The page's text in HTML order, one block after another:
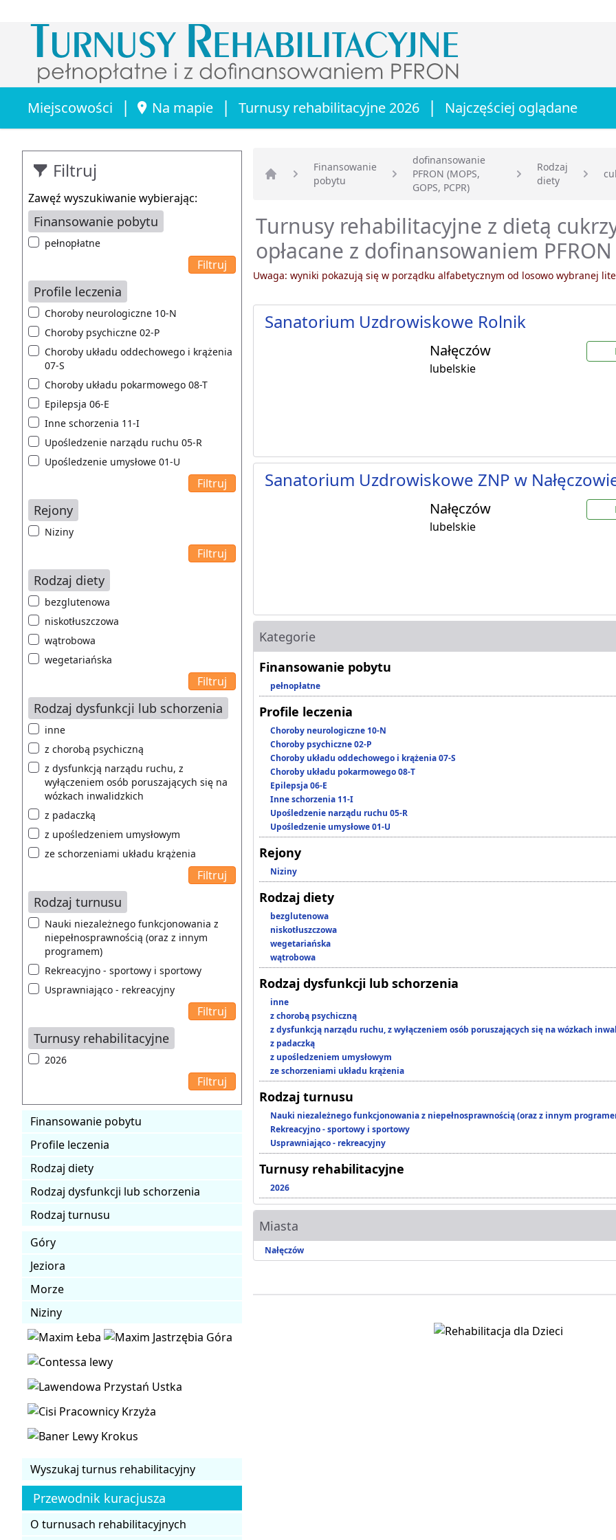
Miejscowości | Na mapie | Turnusy rehabilitacyjne 2026 | Najczęściej oglądane
Filtruj
Zawęź wyszukiwanie wybierając:
Finansowanie pobytu
pełnopłatne
Profile leczenia
Choroby neurologiczne 10-N
Choroby psychiczne 02-P
Choroby układu oddechowego i krążenia
07-S
Choroby układu pokarmowego 08-T
Epilepsja 06-E
Inne schorzenia 11-I
Upośledzenie narządu ruchu 05-R
Upośledzenie umysłowe 01-U
Rejony
Niziny
Rodzaj diety
bezglutenowa
niskotłuszczowa
wątrobowa
wegetariańska
Rodzaj dysfunkcji lub schorzenia
inne
z chorobą psychiczną
z dysfunkcją narządu ruchu, z
wyłączeniem osób poruszających się na
wózkach inwalidzkich
z padaczką
z upośledzeniem umysłowym
ze schorzeniami układu krążenia
Rodzaj turnusu
Nauki niezależnego funkcjonowania z
niepełnosprawnością (oraz z innym
programem)
Rekreacyjno - sportowy i sportowy
Usprawniająco - rekreacyjny
Turnusy rehabilitacyjne
2026
Finansowanie pobytu
Profile leczenia
Rodzaj diety
Rodzaj dysfunkcji lub schorzenia
Rodzaj turnusu
Góry
Jeziora
Morze
Niziny
Wyszukaj turnus rehabilitacyjny
Przewodnik kuracjusza
O turnusach rehabilitacyjnych
Strona główna
Finansowanie
pobytu
dofinansowanie
PFRON (MOPS,
GOPS, PCPR)
Rodzaj
diety
Turnusy rehabilitacyjne z dietą
opłacane z dofinansowaniem PFRON
Uwaga: wyniki pokazują się w porządku alfabetycznym od losowo wybranej
Sanatorium Uzdrowiskowe Rolnik
Nałęczów
lubelskie
Sanatorium Uzdrowiskowe ZNP w
Nałęczów
lubelskie
Kategorie
Finansowanie pobytu
pełnopłatne
Profile leczenia
Choroby neurologiczne 10-N
Choroby psychiczne 02-P
Choroby układu oddechowego i krążenia 07-S
Choroby układu pokarmowego 08-T
Epilepsja 06-E
Inne schorzenia 11-I
Upośledzenie narządu ruchu 05-R
Upośledzenie umysłowe 01-U
Rejony
Niziny
Rodzaj diety
bezglutenowa
niskotłuszczowa
wegetariańska
wątrobowa
Rodzaj dysfunkcji lub schorzenia
inne
z chorobą psychiczną
z dysfunkcją narządu ruchu, z wyłączeniem osób poruszających się na wózkach
z padaczką
z upośledzeniem umysłowym
ze schorzeniami układu krążenia
Rodzaj turnusu
Nauki niezależnego funkcjonowania z niepełnosprawnością (oraz z innym
Rekreacyjno - sportowy i sportowy
Usprawniająco - rekreacyjny
Turnusy rehabilitacyjne
2026
Miasta
Nałęczów